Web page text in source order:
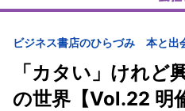
ビジネス書店のひらづみ 本と出
「カタい」けれ
の世界【Vol.22 明